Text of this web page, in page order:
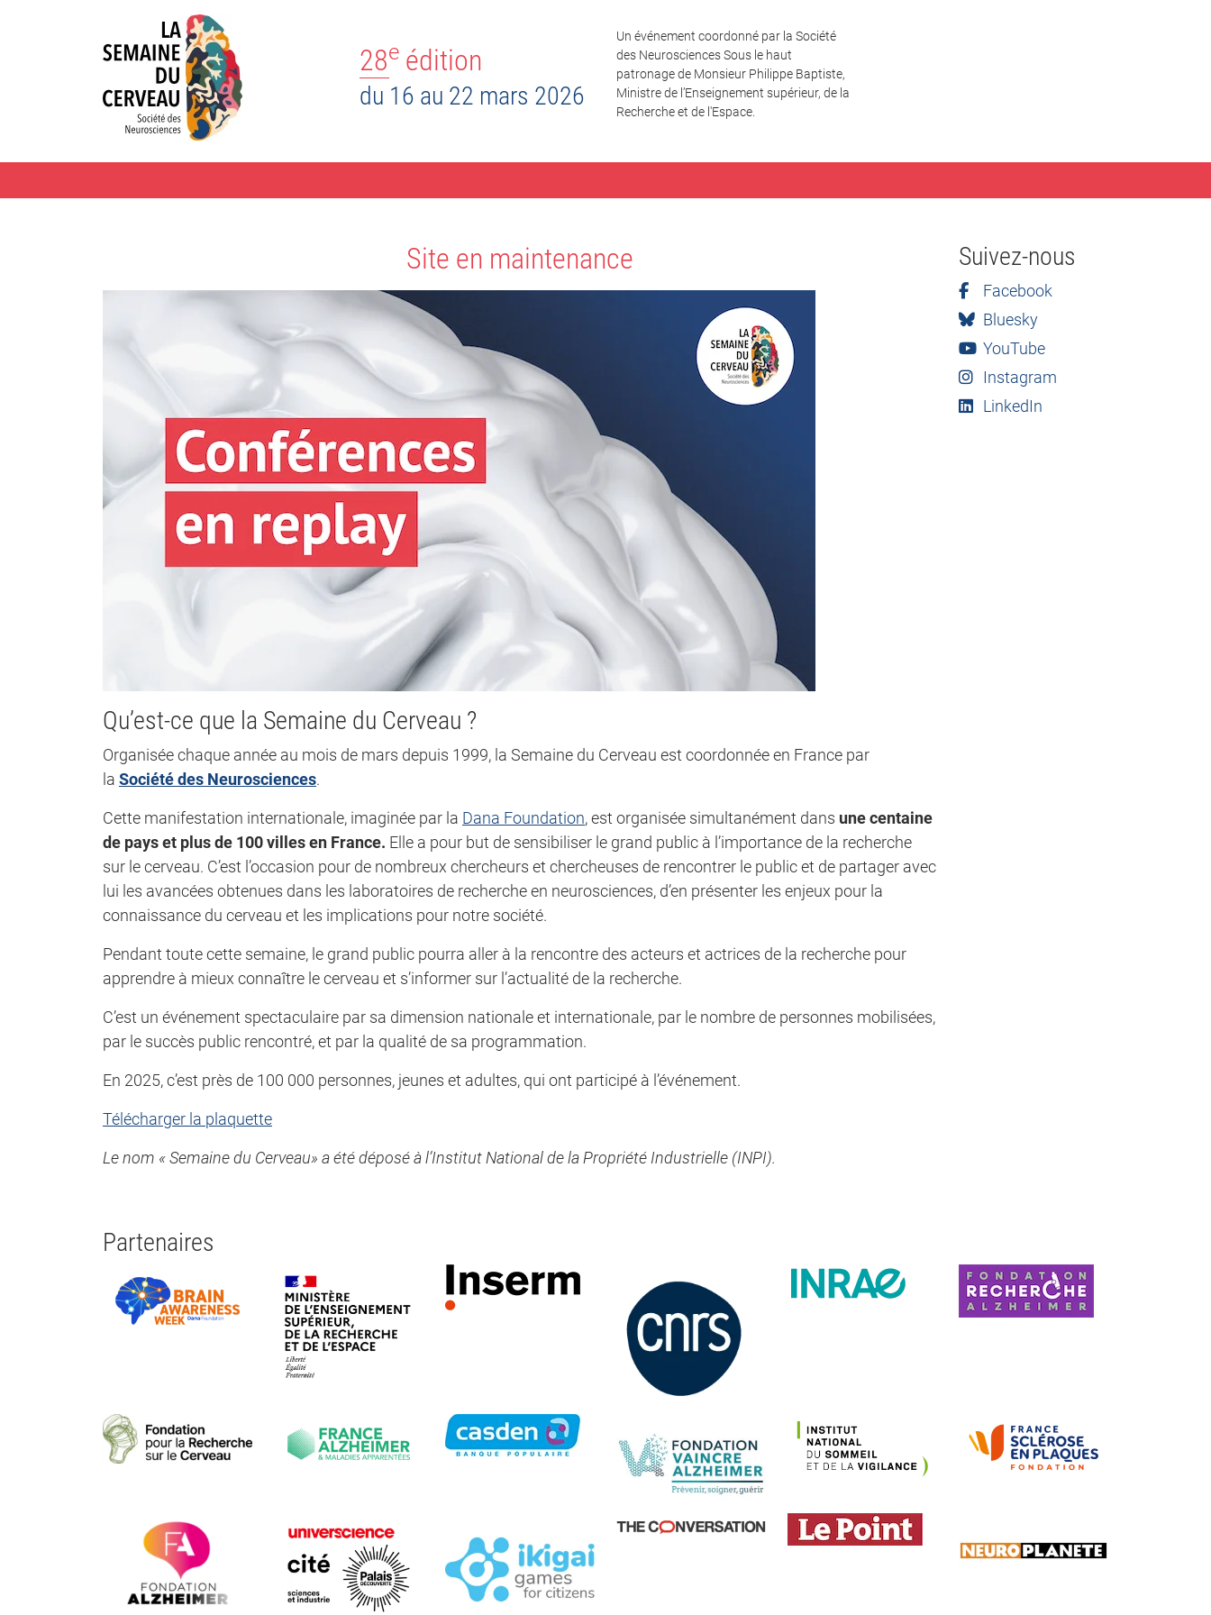
28e édition
du 16 au 22 mars 2026
Un événement coordonné par la Société
des Neurosciences Sous le haut
patronage de Monsieur Philippe Baptiste,
Ministre de l’Enseignement supérieur, de la
Recherche et de l'Espace.
Site en maintenance
Qu’est-ce que la Semaine du Cerveau ?
Organisée chaque année au mois de mars depuis 1999, la Semaine du Cerveau est coordonnée en France par
la Société des Neurosciences.
Cette manifestation internationale, imaginée par la Dana Foundation, est organisée simultanément dans une centaine
de pays et plus de 100 villes en France. Elle a pour but de sensibiliser le grand public à l’importance de la recherche
sur le cerveau. C’est l’occasion pour de nombreux chercheurs et chercheuses de rencontrer le public et de partager avec
lui les avancées obtenues dans les laboratoires de recherche en neurosciences, d’en présenter les enjeux pour la
connaissance du cerveau et les implications pour notre société.
Pendant toute cette semaine, le grand public pourra aller à la rencontre des acteurs et actrices de la recherche pour
apprendre à mieux connaître le cerveau et s’informer sur l’actualité de la recherche.
C’est un événement spectaculaire par sa dimension nationale et internationale, par le nombre de personnes mobilisées,
par le succès public rencontré, et par la qualité de sa programmation.
En 2025, c’est près de 100 000 personnes, jeunes et adultes, qui ont participé à l’événement.
Télécharger la plaquette
Le nom « Semaine du Cerveau» a été déposé à l’Institut National de la Propriété Industrielle (INPI).
Suivez-nous
Facebook
Bluesky
YouTube
Instagram
LinkedIn
Partenaires